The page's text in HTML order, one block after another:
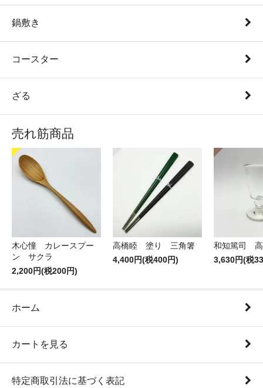
鍋敷き
コースター
ざる
売れ筋商品
木心憧 カレースプー
ン サクラ
2,200円(税200円)
高橋睦 塗り 三角箸
4,400円(税400円)
和知篤司
3,630円(税
ホーム
カートを見る
特定商取引法に基づく表記